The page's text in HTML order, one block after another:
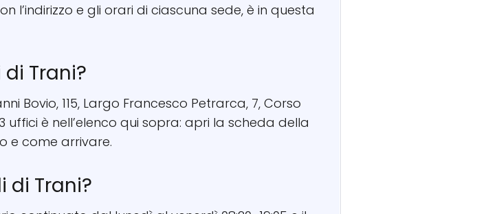
l’indirizzo e gli orari di ciascuna sede, è in questa
Trani?
Bovio, 115, Largo Francesco Petrarca, 7, Corso
uffici è nell’elenco qui sopra: apri la scheda della
e come arrivare.
di Trani?